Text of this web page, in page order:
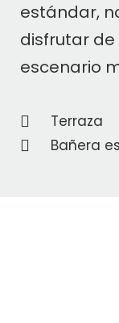
estándar,
disfrutar
escenario
Terraza
Bañera